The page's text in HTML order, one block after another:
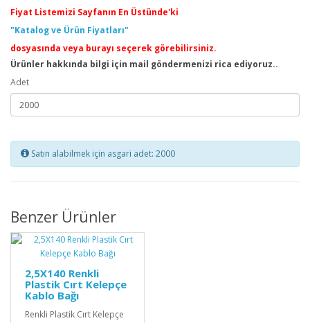
Fiyat Listemizi Sayfanın En Üstünde'ki
"Katalog ve Ürün Fiyatları"
dosyasında veya burayı seçerek görebilirsiniz.
Ürünler hakkında bilgi için mail göndermenizi rica ediyoruz..
Adet
Satın alabilmek için asgari adet: 2000
Benzer Ürünler
2,5X140 Renkli
Plastik Cırt Kelepçe
Kablo Bağı
Renkli Plastik Cırt Kelepçe